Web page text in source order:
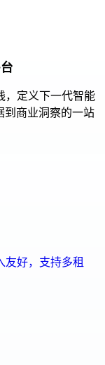
，定义下一代智能
商业洞察的一站
友好，支持多租